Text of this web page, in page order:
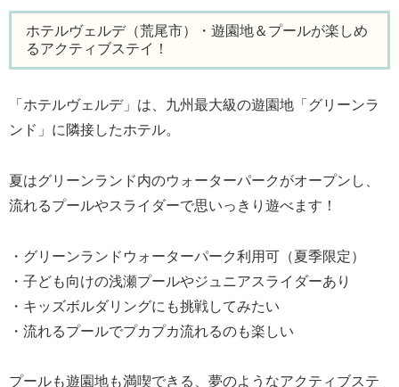
ホテルヴェルデ（荒尾市）・遊園地＆プールが楽しめ
るアクティブステイ！
「ホテルヴェルデ」は、九州最大級の遊園地「グリーンラ
ンド」に隣接したホテル。
夏はグリーンランド内のウォーターパークがオープンし、
流れるプールやスライダーで思いっきり遊べます！
・グリーンランドウォーターパーク利用可（夏季限定）
・子ども向けの浅瀬プールやジュニアスライダーあり
・キッズボルダリングにも挑戦してみたい
・流れるプールでプカプカ流れるのも楽しい
プールも遊園地も満喫できる、夢のようなアクティブステ